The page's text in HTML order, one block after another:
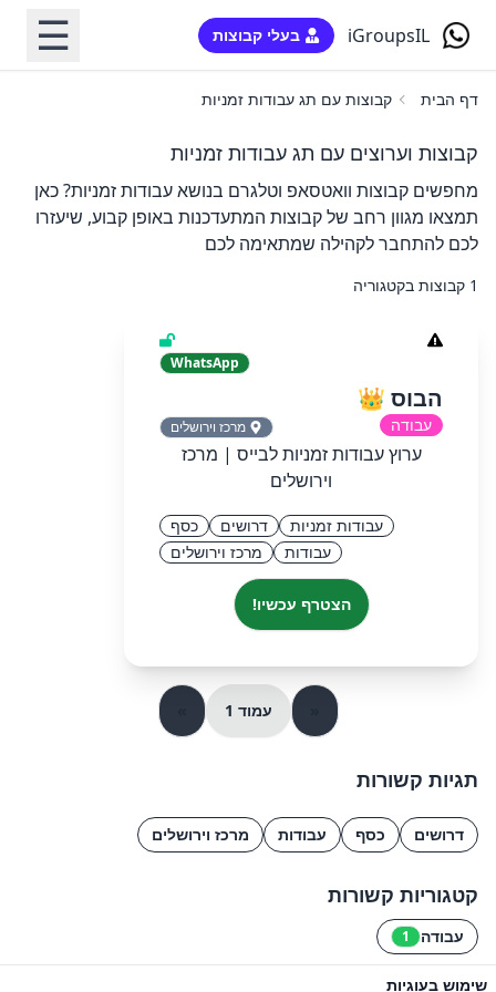
iGroupsIL בעלי קבוצות ☰
דף הבית קבוצות עם תג עבודות זמניות
קבוצות וערוצים עם תג עבודות זמניות
מחפשים קבוצות וואטסאפ וטלגרם בנושא עבודות זמניות? כאן
תמצאו מגוון רחב של קבוצות המתעדכנות באופן קבוע, שיעזרו
לכם להתחבר לקהילה שמתאימה לכם
1 קבוצות בקטגוריה
WhatsApp
הבוס 👑
עבודה מרכז וירושלים
ערוץ עבודות זמניות לבייס | מרכז
וירושלים
עבודות זמניות דרושים
כסף
עבודות
מרכז וירושלים
הצטרף עכשיו!
עמוד 1
תגיות קשורות
דרושים כסף עבודות מרכז וירושלים
קטגוריות קשורות
עבודה 1
שימוש בעוגיות